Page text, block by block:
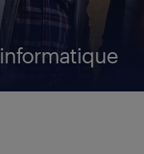
informatique